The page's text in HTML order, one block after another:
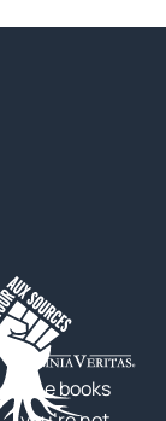
The books